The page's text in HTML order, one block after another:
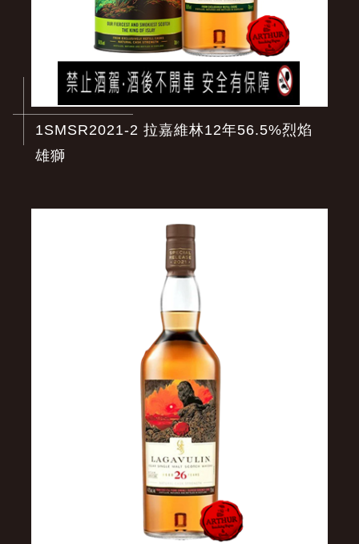
1SMSR2021-2 拉嘉維林12年56.5%烈焰
雄獅